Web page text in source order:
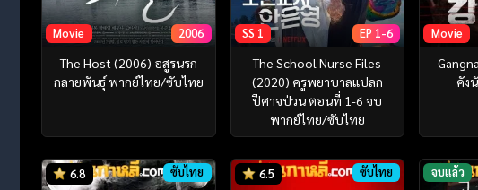
Movie 2006
The Host (2006) อสูรนรก
กลายพันธุ์ พากย์ไทย/ซับไทย
SS 1 EP 1-6
The School Nurse Files
(2020) ครูพยาบาลแปลก
ปีศาจป่วน ตอนที่ 1-6 จบ
พากย์ไทย/ซับไทย
Movie
คัง
6.8 ซับไทย 6.5 ซับไทย จบแล้ว